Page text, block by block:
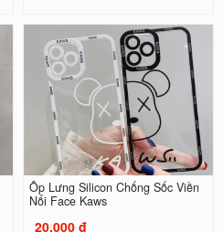
Ốp Lưng Silicon Chống Sốc Viền
Nổi Face Kaws
20.000 đ